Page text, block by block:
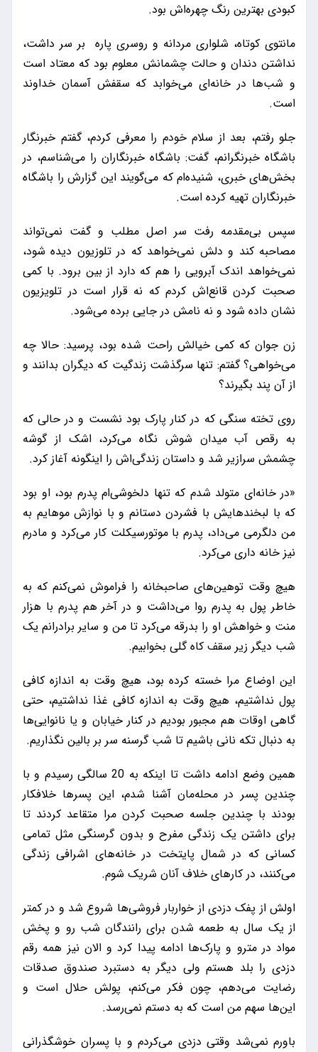
کبودی بهترین رنگ چهره‌اش بود.
مانتوی کوتاه، ‌شلواری مردانه و روسری پاره بر سر داشت،‌
نداشتن دندان و حالت چشمانش معلوم بود که معتاد است
و شب‌ها در خانه‌ای می‌خوابد که سقفش آسمان خداوند
است.
جلو رفتم،‌ بعد از سلام خودم را معرفی کردم، ‌گفتم خبرنگار
باشگاه خبرنگرانم،‌ گفت: باشگاه خبرنگاران را می‌شناسم، در
بخش‌های خبری،‌ شنیده‌ام که می‌گویند این گزارش را باشگاه
خبرنگاران تهیه کرده است.
سپس بی‌مقدمه رفت سر اصل مطلب و گفت نمی‌تواند
مصاحبه کند و دلش نمی‌خواهد که در تلوزیون دیده شود،
نمی‌خواهد اندک آبرویی را هم که دارد از بین برود. با کمی
صحبت کردن قانع‌اش کردم که نه قرار است در تلویزیون
نشان داده شود و نه نامش در جایی برده می‌شود.
زن جوان که کمی خیالش راحت شده بود، ‌پرسید: حالا چه
می‌خواهی؟ گفتم: تنها سرگذشت زندگیت که دیگران بدانند و
از آن پند بگیرند؟
روی تخته سنگی که در کنار پارک بود نشست و در حالی که
به رقص آب میدان شوش نگاه می‌کرد،‌ اشک از گوشه
چشمش سرازیر شد و داستان زندگی‌اش را اینگونه آغاز کرد.
«در خانه‌ای متولد شدم که تنها دلخوشی‌ام پدرم بود، او بود
که با لبخند‌هایش با فشردن دستانم و با نوازش موهایم به
من دلگرمی می‌داد، پدرم با موتورسیکلت کار می‌کرد و مادرم
نیز خانه داری می‌کرد.
هیچ وقت توهین‌های صاحبخانه را فراموش نمی‌کنم که به
خاطر پول به پدرم روا می‌داشت و در آخر هم پدرم با هزار
منت و خواهش او را بدرقه می‌کرد تا من و سایر برادرانم یک
شب دیگر زیر سقف کاه گلی بخوابیم.
این اوضاع مرا خسته کرده بود، هیچ وقت به اندازه کافی
پول نداشتیم،‌ هیچ وقت به اندازه‌ کافی غذا نداشتیم، ‌حتی
گاهی اوقات هم مجبور بودیم در کنار خیابان و یا نانوایی‌ها
به دنبال تکه نانی باشیم تا شب گرسنه سر بر بالین نگذاریم.
همین وضع ادامه داشت تا اینکه به 20 سالگی رسیدم و با
چندین پسر در محله‌مان آشنا شدم، این پسرها خلافکار
بودند با چندین جلسه صحبت کردن مرا متقاعد کردند تا
برای داشتن یک زندگی مفرح و بدون گرسنگی مثل تمامی
کسانی که در شمال پایتخت در خانه‌های اشرافی زندگی
می‌کنند،‌ در کار‌های خلاف آنان شریک شوم.
اولش از پفک دزدی از خواربار فروشی‌ها شروع شد و در کمتر
از یک سال به طعمه شدن برای رانندگان شب رو و پخش
مواد در مترو و پارک‌ها ادامه پیدا کرد و الان نیز همه رقم
دزدی را بلد هستم ولی دیگر به دستبرد صندوق صدقات‌
رضایت می‌دهم، چون فکر می‌کنم، پولش حلال است و
این‌ها سهم من است که به دستم نمی‌رسد.
باورم نمی‌شد وقتی دزدی می‌کردم و با پسران خوشگذرانی